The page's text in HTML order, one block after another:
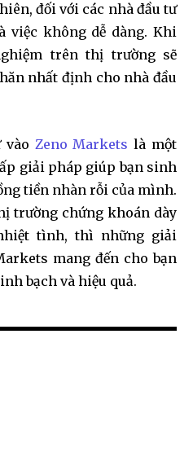
đối với các nhà đầu tư
việc không dễ dàng. Khi
trên thị trường sẽ
nhất định cho nhà đầu
vào Zeno Markets là một
giải pháp giúp bạn sinh
tiền nhàn rỗi của mình.
trường chứng khoán dày
tình, thì những giải
mang đến cho bạn
bạch và hiệu quả.